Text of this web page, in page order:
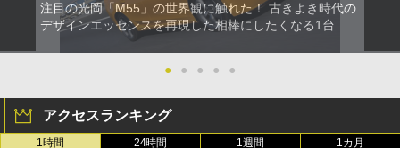
注目の光岡「M55」の世界観に触れた！ 古きよき時代の
デザインエッセンスを再現した相棒にしたくなる1台
● ● ● ● ●
アクセスランキング
1時間 24時間 1週間 1カ月